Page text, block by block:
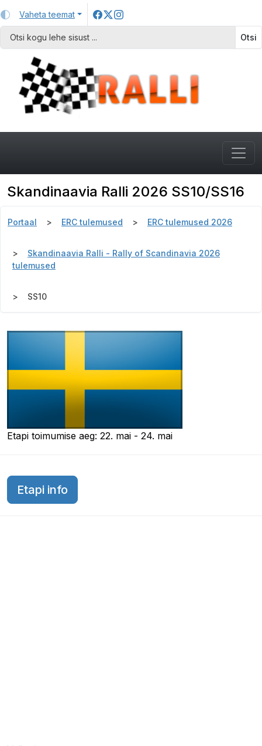
Vaheta teemat
Otsi
Skandinaavia Ralli 2026 SS10/SS16
Portaal ERC tulemused ERC tulemused 2026
Skandinaavia Ralli - Rally of Scandinavia 2026
tulemused
SS10
Etapi toimumise aeg: 22. mai - 24. mai
Etapi info